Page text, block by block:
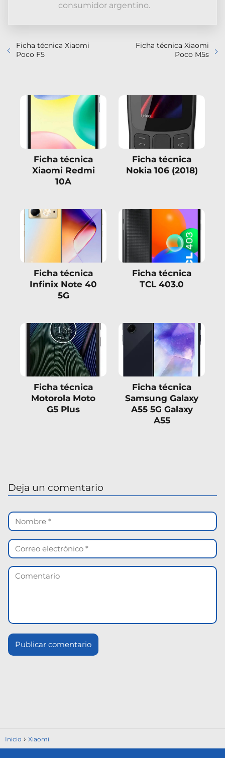
consumidor argentino.
Ficha técnica Xiaomi
Poco F5
Ficha técnica Xiaomi
Poco M5s
Ficha técnica
Xiaomi Redmi
10A
Ficha técnica
Nokia 106 (2018)
Ficha técnica
Infinix Note 40
5G
Ficha técnica
TCL 403.0
Ficha técnica
Motorola Moto
G5 Plus
Ficha técnica
Samsung Galaxy
A55 5G Galaxy
A55
Deja un comentario
Inicio Xiaomi